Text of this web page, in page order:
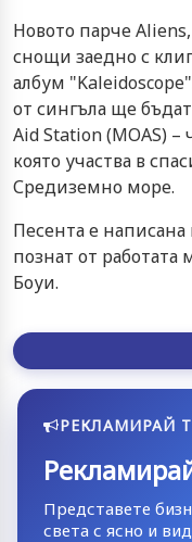
Новото парче
снощи заедно с
албум
от сингъла ще
Aid Station (MOAS) –
която участва в
Средиземно море.
Песента е написана
познат от
Боуи.
РЕКЛАМИРАЙ
Представете
света с ясно и